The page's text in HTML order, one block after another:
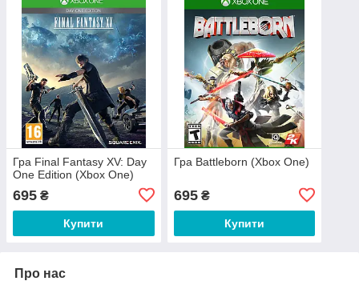
Гра Final Fantasy XV: Day
One Edition (Xbox One)
695 ₴
Купити
Гра Battleborn (Xbox One)
695₴
Купити
Про нас